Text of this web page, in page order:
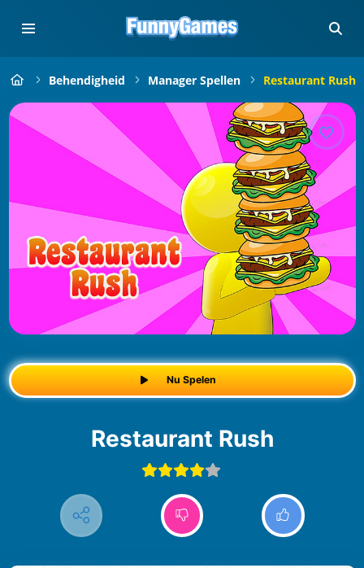
Behendigheid Manager Spellen Restaurant Rush
Nu Spelen
Restaurant Rush